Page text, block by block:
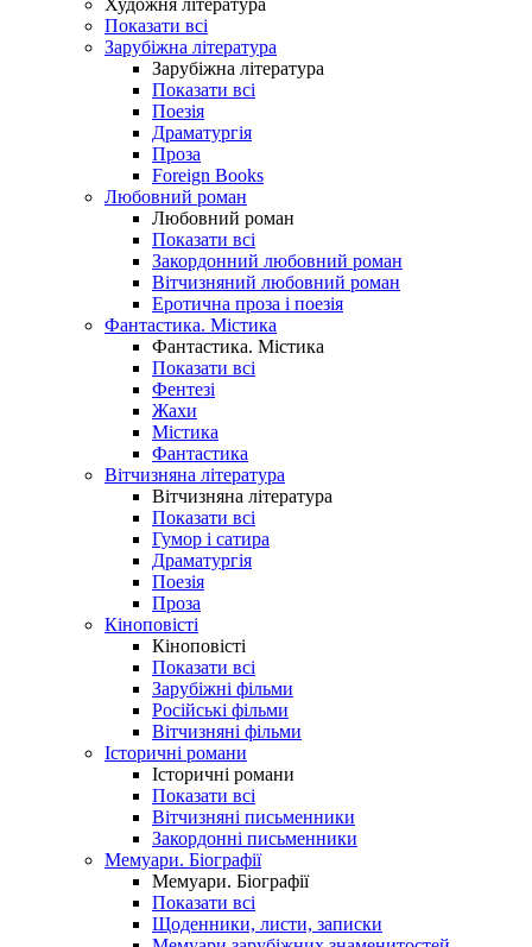
Художня література
Показати всі
Зарубіжна література
Зарубіжна література
Показати всі
Поезія
Драматургія
Проза
Foreign Books
Любовний роман
Любовний роман
Показати всі
Закордонний любовний роман
Вітчизняний любовний роман
Еротична проза і поезія
Фантастика. Містика
Фантастика. Містика
Показати всі
Фентезі
Жахи
Містика
Фантастика
Вітчизняна література
Вітчизняна література
Показати всі
Гумор і сатира
Драматургія
Поезія
Проза
Кіноповісті
Кіноповісті
Показати всі
Зарубіжні фільми
Російські фільми
Вітчизняні фільми
Історичні романи
Історичні романи
Показати всі
Вітчизняні письменники
Закордонні письменники
Мемуари. Біографії
Мемуари. Біографії
Показати всі
Щоденники, листи, записки